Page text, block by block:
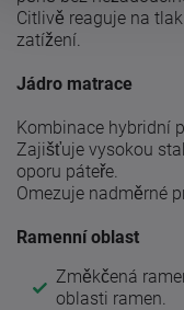
Citlivě reaguje na
zatížení.
Jádro matrace
Kombinace hybridní
Zajišťuje vysokou
oporu páteře.
Omezuje nadměrné
Ramenní oblast
Změkčená
oblasti ramen.